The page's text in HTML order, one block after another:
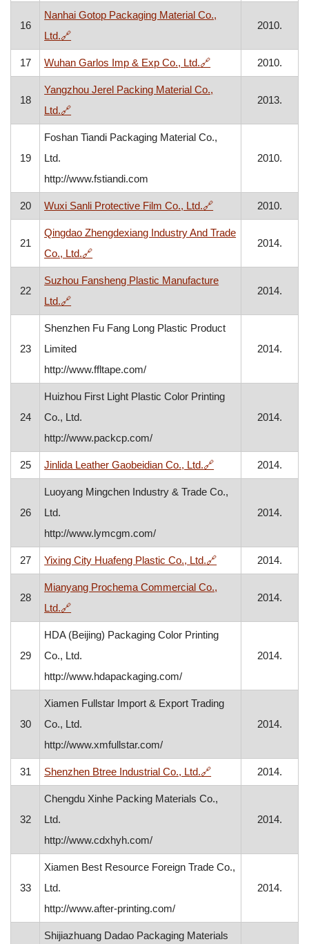
16
Nanhai Gotop Packaging Material Co.,
Ltd.🔗, otvara se u novom prozoru
2010.
17 Wuhan Garlos Imp & Exp Co., Ltd.🔗, otvara se u novom
2010.
18
Yangzhou Jerel Packing Material Co.,
Ltd.🔗, otvara se u novom prozoru
2013.
19
Foshan Tiandi Packaging Material Co.,
Ltd.
http://www.fstiandi.com
2010.
20 Wuxi Sanli Protective Film Co., Ltd.🔗, otvara se u novom
2010.
21
Qingdao Zhengdexiang Industry And Trade
Co., Ltd.🔗, otvara se u novom prozoru
2014.
22
Suzhou Fansheng Plastic Manufacture
Ltd.🔗, otvara se u novom prozoru
2014.
23
Shenzhen Fu Fang Long Plastic Product
Limited
http://www.ffltape.com/
2014.
24
Huizhou First Light Plastic Color Printing
Co., Ltd.
http://www.packcp.com/
2014.
25 Jinlida Leather Gaobeidian Co., Ltd.🔗, otvara se u novom
2014.
26
Luoyang Mingchen Industry & Trade Co.,
Ltd.
http://www.lymcgm.com/
2014.
27 Yixing City Huafeng Plastic Co., Ltd.🔗, otvara se u novom
2014.
28
Mianyang Prochema Commercial Co.,
Ltd.🔗, otvara se u novom prozoru
2014.
29
HDA (Beijing) Packaging Color Printing
Co., Ltd.
http://www.hdapackaging.com/
2014.
30
Xiamen Fullstar Import & Export Trading
Co., Ltd.
http://www.xmfullstar.com/
2014.
31 Shenzhen Btree Industrial Co., Ltd.🔗, otvara se u novom
2014.
32
Chengdu Xinhe Packing Materials Co.,
Ltd.
http://www.cdxhyh.com/
2014.
33
Xiamen Best Resource Foreign Trade Co.,
Ltd.
http://www.after-printing.com/
2014.
Shijiazhuang Dadao Packaging Materials